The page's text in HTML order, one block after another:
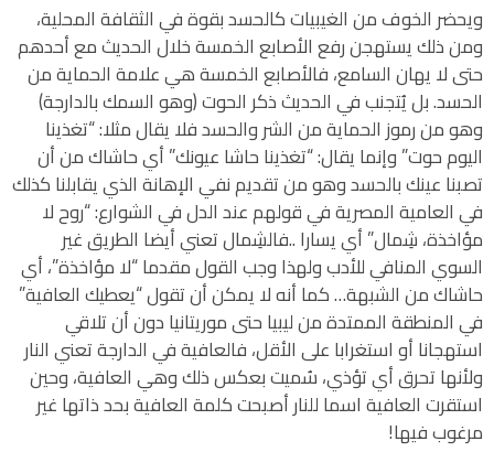
ويحضر الخوف من الغيبيات كالحسد بقوة في الثقافة المحلية،
ومن ذلك يستهجن رفع الأصابع الخمسة خلال الحديث مع أحدهم
حتى لا يهان السامع، فالأصابع الخمسة هي علامة الحماية من
الحسد. بل يُتجنب في الحديث ذكر الحوت (وهو السمك بالدارجة)
وهو من رموز الحماية من الشر والحسد فلا يقال مثلا: “تغذينا
اليوم حوت” وإنما يقال: “تغذينا حاشا عيونك” أي حاشاك من أن
تصبنا عينك بالحسد وهو من تقديم نفي الإهانة الذي يقابلنا كذلك
في العامية المصرية في قولهم عند الدل في الشوارع: “روح لا
مؤاخذة، شِمال” أي يسارا ..فالشِمال تعني أيضا الطريق غير
السوي المنافي للأدب ولهذا وجب القول مقدما “لا مؤاخذة”، أي
حاشاك من الشبهة… كما أنه لا يمكن أن تقول “يعطيك العافية”
في المنطقة الممتدة من ليبيا حتى موريتانيا دون أن تلاقي
استهجانا أو استغرابا على الأقل، فالعافية في الدارجة تعني النار
ولأنها تحرق أي تؤذي، سُميت بعكس ذلك وهي العافية، وحين
استقرت العافية اسما للنار أصبحت كلمة العافية بحد ذاتها غير
مرغوب فيها!